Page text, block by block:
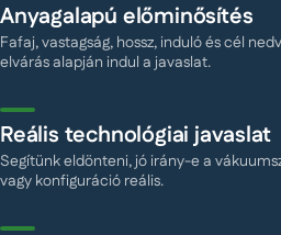
Anyagalapú előminősítés
Fafaj, vastagság, hossz, induló és cél
elvárás alapján indul a javaslat.
Reális technológiai javaslat
Segítünk eldönteni, jó irány-e a
vagy konfiguráció reális.